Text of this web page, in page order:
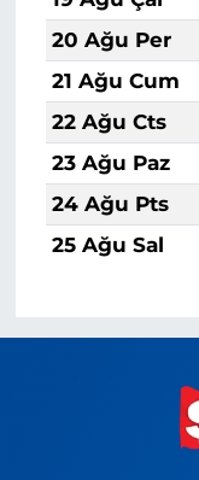
20 Ağu Per
21 Ağu Cum
22 Ağu Cts
23 Ağu Paz
24 Ağu Pts
25 Ağu Sal